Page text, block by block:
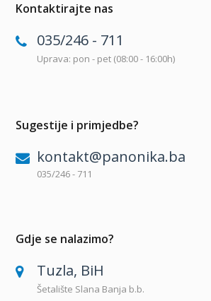
Kontaktirajte nas
035/246 - 711
Uprava: pon - pet (08:00 - 16:00h)
Sugestije i primjedbe?
kontakt@panonika.ba
035/246 - 711
Gdje se nalazimo?
Tuzla, BiH
Šetalište Slana Banja b.b.